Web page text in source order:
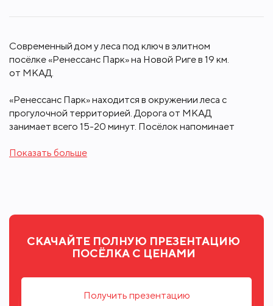
Современный дом у леса под ключ в элитном
посёлке «Ренессанс Парк» на Новой Риге в 19 км.
от МКАД.
«Ренессанс Парк» находится в окружении леса с
прогулочной территорией. Дорога от МКАД
занимает всего 15-20 минут. Посёлок напоминает
цветочным садам, фонтанам, скульптурным
Особняк в стиле хай-тек, общей площадью 1300
кв.м., с готовой премиальной отделкой и мебелью
под ключ, расположен на большом участке 88,6
соток рядом с лесом.
чтобы дом был максимально комфортным и
Показать больше
СКАЧАЙТЕ ПОЛНУЮ ПРЕЗЕНТАЦИЮ
ПОСЁЛКА С ЦЕНАМИ
Получить презентацию